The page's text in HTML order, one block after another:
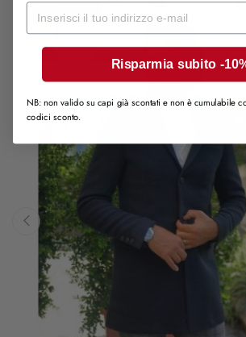
SOLD OUT
Mail
Risparmia subito -
NB: non valido su capi già scontati e non è cumulabile
codici sconto.